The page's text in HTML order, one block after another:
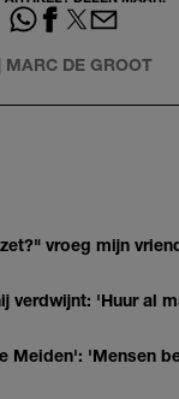
MARC DE GROOT
vroeg mijn
verdwijnt: 'Huur al
Meiden': 'Mensen